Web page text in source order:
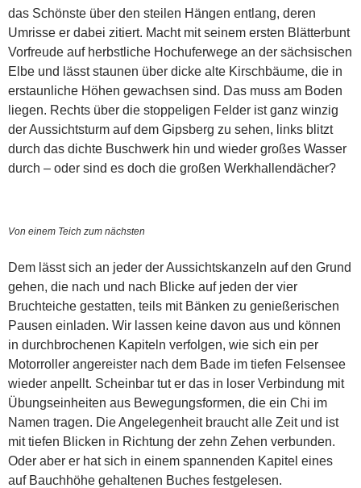
das Schönste über den steilen Hängen entlang, deren
Umrisse er dabei zitiert. Macht mit seinem ersten Blätterbunt
Vorfreude auf herbstliche Hochuferwege an der sächsischen
Elbe und lässt staunen über dicke alte Kirschbäume, die in
erstaunliche Höhen gewachsen sind. Das muss am Boden
liegen. Rechts über die stoppeligen Felder ist ganz winzig
der Aussichtsturm auf dem Gipsberg zu sehen, links blitzt
durch das dichte Buschwerk hin und wieder großes Wasser
durch – oder sind es doch die großen Werkhallendächer?
Von einem Teich zum nächsten
Dem lässt sich an jeder der Aussichtskanzeln auf den Grund
gehen, die nach und nach Blicke auf jeden der vier
Bruchteiche gestatten, teils mit Bänken zu genießerischen
Pausen einladen. Wir lassen keine davon aus und können
in durchbrochenen Kapiteln verfolgen, wie sich ein per
Motorroller angereister nach dem Bade im tiefen Felsensee
wieder anpellt. Scheinbar tut er das in loser Verbindung mit
Übungseinheiten aus Bewegungsformen, die ein Chi im
Namen tragen. Die Angelegenheit braucht alle Zeit und ist
mit tiefen Blicken in Richtung der zehn Zehen verbunden.
Oder aber er hat sich in einem spannenden Kapitel eines
auf Bauchhöhe gehaltenen Buches festgelesen.